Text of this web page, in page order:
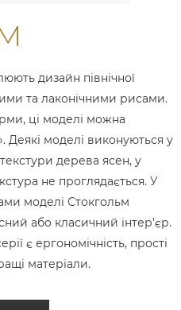
дизайн північної
та лаконічними рисами.
ці моделі можна
Деякі моделі виконуються у
дерева ясен, у
не проглядається. У
моделі Стокгольм
або класичний інтер'єр.
є ергономічність, прості
матеріали.